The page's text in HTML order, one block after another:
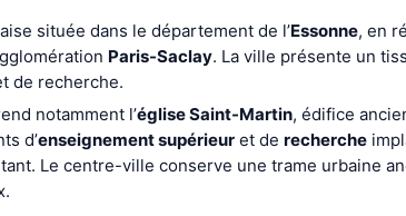
située dans le département de l’Essonne, en
Paris-Saclay. La ville présente un
de recherche.
notamment l’église Saint-Martin, édifice
d’enseignement supérieur et de recherche
Le centre-ville conserve une trame urbaine